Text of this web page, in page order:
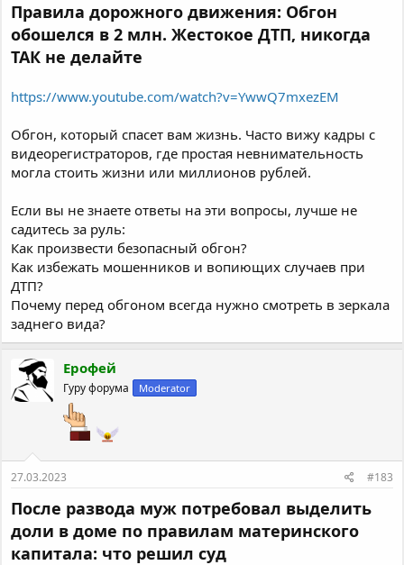
Правила дорожного движения: Обгон
обошелся в 2 млн. Жестокое ДТП, никогда
ТАК не делайте
https://www.youtube.com/watch?v=YwwQ7mxezEM
Обгон, который спасет вам жизнь. Часто вижу кадры с
видеорегистраторов, где простая невнимательность
могла стоить жизни или миллионов рублей.
Если вы не знаете ответы на эти вопросы, лучше не
садитесь за руль:
Как произвести безопасный обгон?
Как избежать мошенников и вопиющих случаев при
ДТП?
Почему перед обгоном всегда нужно смотреть в зеркала
заднего вида?
Ерофей
Гуру форума Moderator
27.03.2023 #183
После развода муж потребовал выделить
доли в доме по правилам материнского
капитала: что решил суд